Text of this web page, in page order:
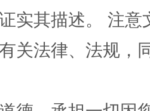
茂县开幕 规模
实其描述。 注
关法律、法规，